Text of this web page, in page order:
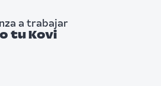
a trabajar
tu Kovi